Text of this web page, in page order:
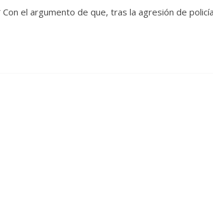
el argumento de que, tras la agresión de